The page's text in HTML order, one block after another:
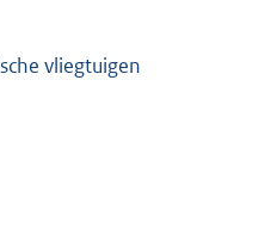
vliegtuigen